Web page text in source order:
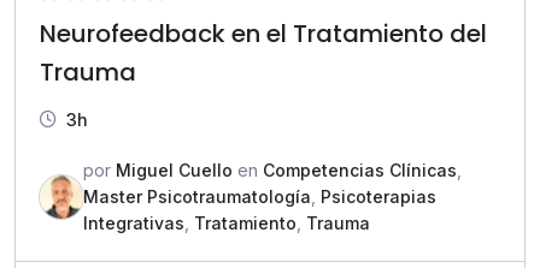
Neurofeedback en el Tratamiento del
Trauma
3h
por Miguel Cuello en Competencias Clínicas
Master Psicotraumatología Psicoterapias
Integrativas Tratamiento Trauma